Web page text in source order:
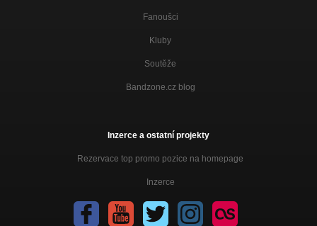
Fanoušci
Kluby
Soutěže
Bandzone.cz blog
Inzerce a ostatní projekty
Rezervace top promo pozice na homepage
Inzerce